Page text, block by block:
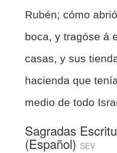
Rubén; cómo
boca, y tragóse á
casas, y sus
hacienda que
medio de todo
Sagradas
(Español) SEV